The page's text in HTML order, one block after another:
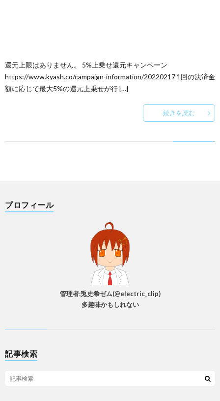
還元上限はありません。 5%上乗せ還元キャンペーン
https://www.kyash.co/campaign-information/20220217 1回の決済金
額に応じて最大5%の還元上乗せが行 […]
続きを読む
プロフィール
管理者:兎史希ゼム(@electric_clip)
多趣味かもしれない
記事検索